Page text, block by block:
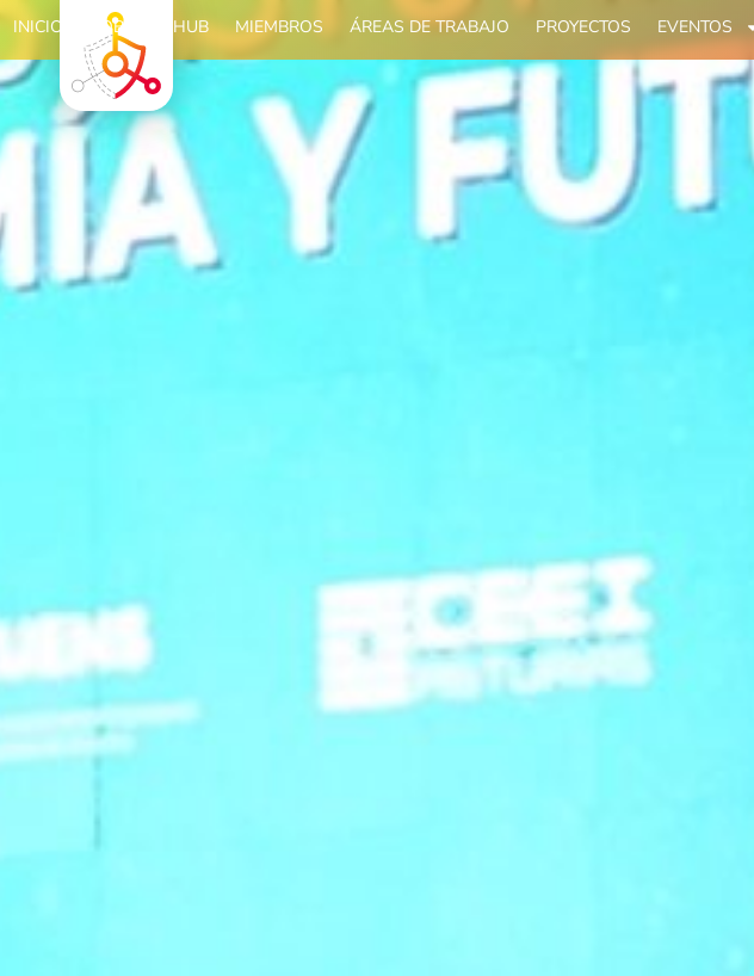
INICIO SOBRE EL HUB MIEMBROS ÁREAS DE TRABAJO PROYECTOS EVENTOS